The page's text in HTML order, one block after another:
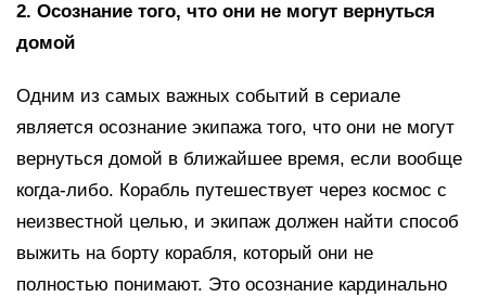
2. Осознание того, что они не могут вернуться
домой
Одним из самых важных событий в сериале
является осознание экипажа того, что они не могут
вернуться домой в ближайшее время, если вообще
когда-либо. Корабль путешествует через космос с
неизвестной целью, и экипаж должен найти способ
выжить на борту корабля, который они не
полностью понимают. Это осознание кардинально